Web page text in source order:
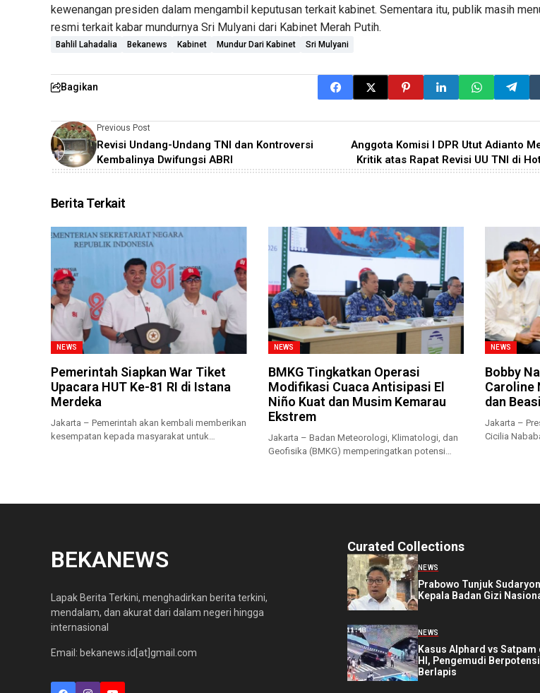
kewenangan presiden dalam mengambil keputusan terkait kabinet. Sementara itu, publik masih
resmi terkait kabar mundurnya Sri Mulyani dari Kabinet Merah Putih.
Bahlil Lahadalia Bekanews Kabinet Mundur Dari Kabinet Sri Mulyani
Bagikan
Previous Post
Revisi Undang-Undang TNI dan Kontroversi
Kembalinya Dwifungsi ABRI
Anggota Komisi I DPR Utut Adianto
Kritik atas Rapat Revisi UU TNI di
Berita Terkait
NEWS
Pemerintah Siapkan War Tiket
Upacara HUT Ke-81 RI di Istana
Merdeka
Jakarta – Pemerintah akan kembali memberikan
kesempatan kepada masyarakat untuk
NEWS
BMKG Tingkatkan Operasi
Modifikasi Cuaca Antisipasi El
Niño Kuat dan Musim Kemarau
Ekstrem
Jakarta – Badan Meteorologi, Klimatologi, dan
Geofisika (BMKG) memperingatkan potensi
NEWS
Bobby
Caroline
dan
Jakarta –
Cicilia
BEKANEWS
Lapak Berita Terkini, menghadirkan berita terkini,
mendalam, dan akurat dari dalam negeri hingga
internasional
Email: bekanews.id[at]gmail.com
Curated Collections
NEWS
Prabowo Tunjuk
Kepala Badan Gizi
NEWS
Kasus Alphard vs Satpam
HI, Pengemudi
Berlapis